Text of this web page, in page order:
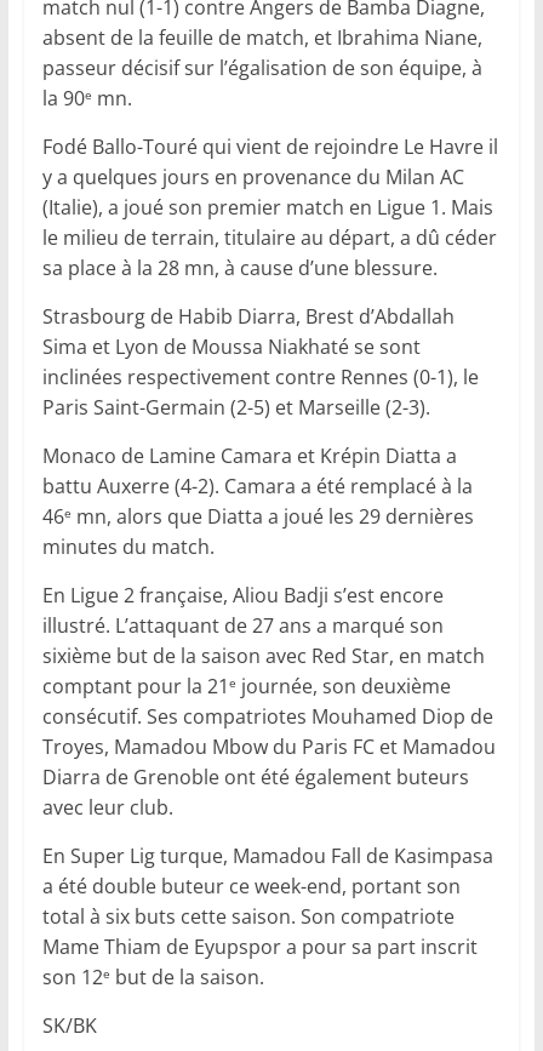
match nul (1-1) contre Angers de Bamba Diagne,
absent de la feuille de match, et Ibrahima Niane,
passeur décisif sur l’égalisation de son équipe, à
la 90e mn.
Fodé Ballo-Touré qui vient de rejoindre Le Havre il
y a quelques jours en provenance du Milan AC
(Italie), a joué son premier match en Ligue 1. Mais
le milieu de terrain, titulaire au départ, a dû céder
sa place à la 28 mn, à cause d’une blessure.
Strasbourg de Habib Diarra, Brest d’Abdallah
Sima et Lyon de Moussa Niakhaté se sont
inclinées respectivement contre Rennes (0-1), le
Paris Saint-Germain (2-5) et Marseille (2-3).
Monaco de Lamine Camara et Krépin Diatta a
battu Auxerre (4-2). Camara a été remplacé à la
46e mn, alors que Diatta a joué les 29 dernières
minutes du match.
En Ligue 2 française, Aliou Badji s’est encore
illustré. L’attaquant de 27 ans a marqué son
sixième but de la saison avec Red Star, en match
comptant pour la 21 e journée, son deuxième
consécutif. Ses compatriotes Mouhamed Diop de
Troyes, Mamadou Mbow du Paris FC et Mamadou
Diarra de Grenoble ont été également buteurs
avec leur club.
En Super Lig turque, Mamadou Fall de Kasimpasa
a été double buteur ce week-end, portant son
total à six buts cette saison. Son compatriote
Mame Thiam de Eyupspor a pour sa part inscrit
son 12e but de la saison.
SK/BK